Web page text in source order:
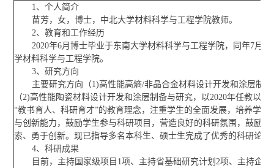
1、个人简介
苗芳，女，博士，中北大学材料科学与工程学院教师。
2、教育和工作经历
2020年6月博士毕业于东南大学材料科学与工程学院，同年7月
学材料科学与工程学院。
3、研究方向
主要研究方向（1)高性能高熵/非晶合金材料设计开发和涂层制
（2)高性能陶瓷材料设计开发和涂层制备与研究，以2020年任教以来
“教书育人、科研育才”的教育理念，注重学生的全面发展，培养学生
与创新能力，鼓励学生参与科研项目，营造良好的科研氛围，鼓励学
索、勇于创新。现已指导多名本科生、硕士生完成了优秀的科研论文
4、科研成果
目前，主持国家级项目1项、主持省基础研究计划2项、主持企业